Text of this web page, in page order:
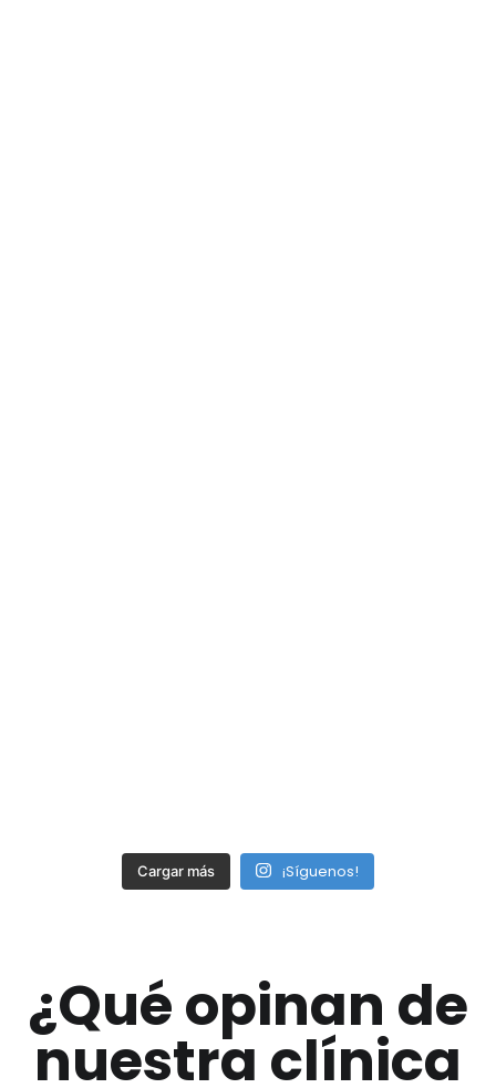
Cargar más ¡Síguenos!
¿Qué opinan de
nuestra clínica